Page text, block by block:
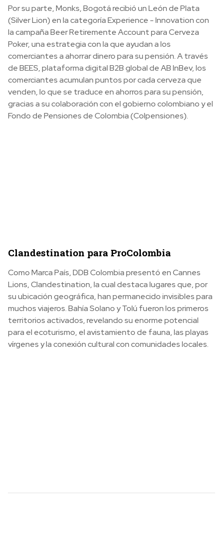
Por su parte, Monks, Bogotá recibió un León de Plata
(Silver Lion) en la categoría Experience - Innovation con
la campaña Beer Retiremente Account para Cerveza
Poker, una estrategia con la que ayudan a los
comerciantes a ahorrar dinero para su pensión. A través
de BEES, plataforma digital B2B global de AB InBev, los
comerciantes acumulan puntos por cada cerveza que
venden, lo que se traduce en ahorros para su pensión,
gracias a su colaboración con el gobierno colombiano y el
Fondo de Pensiones de Colombia (Colpensiones).
Clandestination para ProColombia
Como Marca País, DDB Colombia presentó en Cannes
Lions, Clandestination, la cual destaca lugares que, por
su ubicación geográfica, han permanecido invisibles para
muchos viajeros. Bahía Solano y Tolú fueron los primeros
territorios activados, revelando su enorme potencial
para el ecoturismo, el avistamiento de fauna, las playas
vírgenes y la conexión cultural con comunidades locales.